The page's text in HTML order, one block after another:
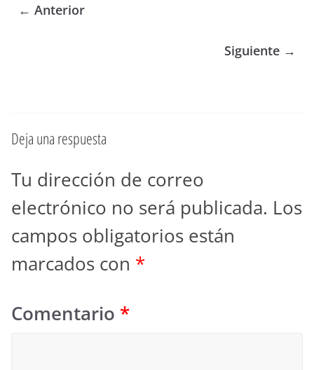
← Anterior
Siguiente →
Deja una respuesta
Tu dirección de correo
electrónico no será publicada. Los
campos obligatorios están
marcados con *
Comentario *